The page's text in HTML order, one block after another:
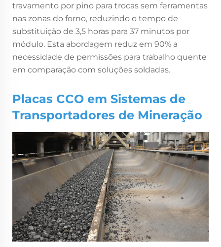
travamento por pino para trocas sem ferramentas
nas zonas do forno, reduzindo o tempo de
substituição de 3,5 horas para 37 minutos por
módulo. Esta abordagem reduz em 90% a
necessidade de permissões para trabalho quente
em comparação com soluções soldadas.
Placas CCO em Sistemas de
Transportadores de Mineração